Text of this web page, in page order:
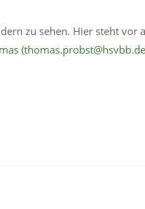
zu sehen. Hier steht